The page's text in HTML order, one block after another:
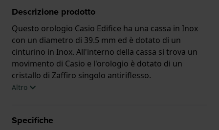
Descrizione prodotto
Questo orologio Casio Edifice ha una cassa in Inox
con un diametro di 39.5 mm ed è dotato di un
cinturino in Inox. All'interno della cassa si trova un
movimento di Casio e l'orologio è dotato di un
cristallo di Zaffiro singolo antiriflesso.
con 2 Anni di garanzia.
Altro
Specifiche